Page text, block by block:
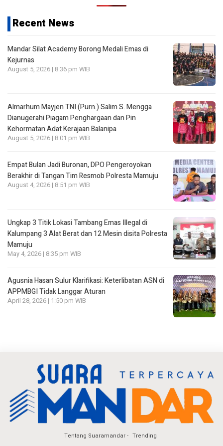
Recent News
Mandar Silat Academy Borong Medali Emas di
Kejurnas
August 5, 2026 | 8:36 pm WIB
Almarhum Mayjen TNI (Purn.) Salim S. Mengga
Dianugerahi Piagam Penghargaan dan Pin
Kehormatan Adat Kerajaan Balanipa
August 5, 2026 | 8:01 pm WIB
Empat Bulan Jadi Buronan, DPO Pengeroyokan
Berakhir di Tangan Tim Resmob Polresta Mamuju
August 4, 2026 | 8:51 pm WIB
Ungkap 3 Titik Lokasi Tambang Emas Illegal di
Kalumpang 3 Alat Berat dan 12 Mesin disita Polresta
Mamuju
May 4, 2026 | 8:35 pm WIB
Agusnia Hasan Sulur Klarifikasi: Keterlibatan ASN di
APPMBGI Tidak Langgar Aturan
April 28, 2026 | 1:50 pm WIB
Tentang Suaramandar Trending